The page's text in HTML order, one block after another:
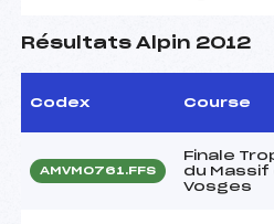
Résultats Alpin 2012
Codex Course
AMVM0761.FFS
Finale
du Massif
Vosges